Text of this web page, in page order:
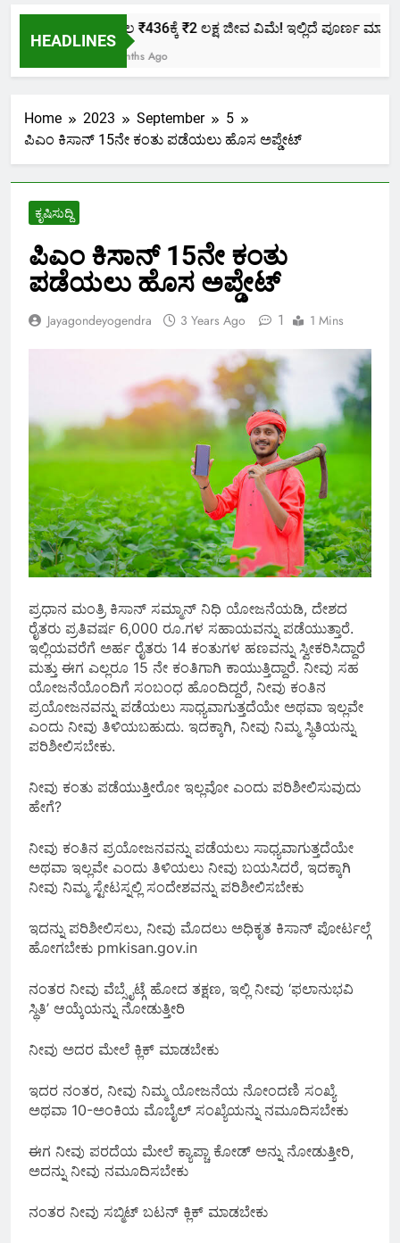
HEADLINES
ಕೇವಲ ₹436ಕ್ಕೆ ₹2 ಲಕ್ಷ ಜೀವ ವಿಮೆ! ಇಲ್ಲಿದೆ ಪೂರ್ಣ ಮಾಹಿತಿ.
2 Months Ago
Home 2023 September
5
ಪಿಎಂ ಕಿಸಾನ್ 15ನೇ ಕಂತು ಪಡೆಯಲು ಹೊಸ ಅಪ್ಡೇಟ್
ಕೃಷಿಸುದ್ದಿ
ಪಿಎಂ ಕಿಸಾನ್ 15ನೇ ಕಂತು
ಪಡೆಯಲು ಹೊಸ ಅಪ್ಡೇಟ್
Jayagondeyogendra 3 Years Ago 1 1 Mins
ಪ್ರಧಾನ ಮಂತ್ರಿ ಕಿಸಾನ್ ಸಮ್ಮಾನ್ ನಿಧಿ ಯೋಜನೆಯಡಿ, ದೇಶದ
ರೈತರು ಪ್ರತಿವರ್ಷ 6,000 ರೂ.ಗಳ ಸಹಾಯವನ್ನು ಪಡೆಯುತ್ತಾರೆ.
ಇಲ್ಲಿಯವರೆಗೆ ಅರ್ಹ ರೈತರು 14 ಕಂತುಗಳ ಹಣವನ್ನು ಸ್ವೀಕರಿಸಿದ್ದಾರೆ
ಮತ್ತು ಈಗ ಎಲ್ಲರೂ 15 ನೇ ಕಂತಿಗಾಗಿ ಕಾಯುತ್ತಿದ್ದಾರೆ. ನೀವು ಸಹ
ಯೋಜನೆಯೊಂದಿಗೆ ಸಂಬಂಧ ಹೊಂದಿದ್ದರೆ, ನೀವು ಕಂತಿನ
ಪ್ರಯೋಜನವನ್ನು ಪಡೆಯಲು ಸಾಧ್ಯವಾಗುತ್ತದೆಯೇ ಅಥವಾ ಇಲ್ಲವೇ
ಎಂದು ನೀವು ತಿಳಿಯಬಹುದು. ಇದಕ್ಕಾಗಿ, ನೀವು ನಿಮ್ಮ ಸ್ಥಿತಿಯನ್ನು
ಪರಿಶೀಲಿಸಬೇಕು.
ನೀವು ಕಂತು ಪಡೆಯುತ್ತೀರೋ ಇಲ್ಲವೋ ಎಂದು ಪರಿಶೀಲಿಸುವುದು
ಹೇಗೆ?
ನೀವು ಕಂತಿನ ಪ್ರಯೋಜನವನ್ನು ಪಡೆಯಲು ಸಾಧ್ಯವಾಗುತ್ತದೆಯೇ
ಅಥವಾ ಇಲ್ಲವೇ ಎಂದು ತಿಳಿಯಲು ನೀವು ಬಯಸಿದರೆ, ಇದಕ್ಕಾಗಿ
ನೀವು ನಿಮ್ಮ ಸ್ಟೇಟಸ್ನಲ್ಲಿ ಸಂದೇಶವನ್ನು ಪರಿಶೀಲಿಸಬೇಕು
ಇದನ್ನು ಪರಿಶೀಲಿಸಲು, ನೀವು ಮೊದಲು ಅಧಿಕೃತ ಕಿಸಾನ್ ಪೋರ್ಟಲ್ಗೆ
ಹೋಗಬೇಕು pmkisan.gov.in
ನಂತರ ನೀವು ವೆಬ್ಸೈಟ್ಗೆ ಹೋದ ತಕ್ಷಣ, ಇಲ್ಲಿ ನೀವು ‘ಫಲಾನುಭವಿ
ಸ್ಥಿತಿ’ ಆಯ್ಕೆಯನ್ನು ನೋಡುತ್ತೀರಿ
ನೀವು ಅದರ ಮೇಲೆ ಕ್ಲಿಕ್ ಮಾಡಬೇಕು
ಇದರ ನಂತರ, ನೀವು ನಿಮ್ಮ ಯೋಜನೆಯ ನೋಂದಣಿ ಸಂಖ್ಯೆ
ಅಥವಾ 10-ಅಂಕಿಯ ಮೊಬೈಲ್ ಸಂಖ್ಯೆಯನ್ನು ನಮೂದಿಸಬೇಕು
ಈಗ ನೀವು ಪರದೆಯ ಮೇಲೆ ಕ್ಯಾಪ್ಚಾ ಕೋಡ್ ಅನ್ನು ನೋಡುತ್ತೀರಿ,
ಅದನ್ನು ನೀವು ನಮೂದಿಸಬೇಕು
ನಂತರ ನೀವು ಸಬ್ಮಿಟ್ ಬಟನ್ ಕ್ಲಿಕ್ ಮಾಡಬೇಕು